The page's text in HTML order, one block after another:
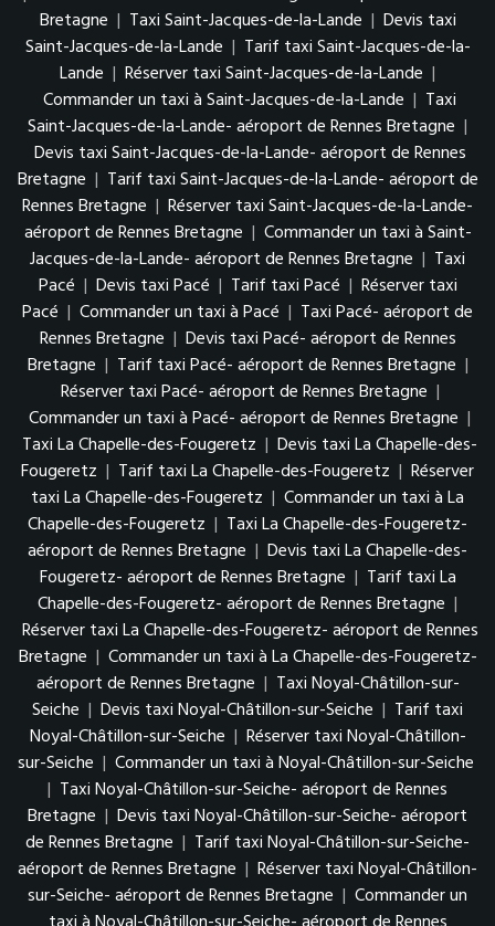
Bretagne | Taxi Saint-Jacques-de-la-Lande | Devis taxi
Saint-Jacques-de-la-Lande | Tarif taxi Saint-Jacques-de-la-
Lande | Réserver taxi Saint-Jacques-de-la-Lande |
Commander un taxi à Saint-Jacques-de-la-Lande | Taxi
Saint-Jacques-de-la-Lande- aéroport de Rennes Bretagne |
Devis taxi Saint-Jacques-de-la-Lande- aéroport de Rennes
Bretagne | Tarif taxi Saint-Jacques-de-la-Lande- aéroport de
Rennes Bretagne | Réserver taxi Saint-Jacques-de-la-Lande-
aéroport de Rennes Bretagne | Commander un taxi à Saint-
Jacques-de-la-Lande- aéroport de Rennes Bretagne | Taxi
Pacé | Devis taxi Pacé | Tarif taxi Pacé | Réserver taxi
Pacé | Commander un taxi à Pacé | Taxi Pacé- aéroport de
Rennes Bretagne | Devis taxi Pacé- aéroport de Rennes
Bretagne | Tarif taxi Pacé- aéroport de Rennes Bretagne |
Réserver taxi Pacé- aéroport de Rennes Bretagne |
Commander un taxi à Pacé- aéroport de Rennes Bretagne |
Taxi La Chapelle-des-Fougeretz | Devis taxi La Chapelle-des-
Fougeretz | Tarif taxi La Chapelle-des-Fougeretz | Réserver
taxi La Chapelle-des-Fougeretz | Commander un taxi à La
Chapelle-des-Fougeretz | Taxi La Chapelle-des-Fougeretz-
aéroport de Rennes Bretagne | Devis taxi La Chapelle-des-
Fougeretz- aéroport de Rennes Bretagne | Tarif taxi La
Chapelle-des-Fougeretz- aéroport de Rennes Bretagne |
Réserver taxi La Chapelle-des-Fougeretz- aéroport de Rennes
Bretagne | Commander un taxi à La Chapelle-des-Fougeretz-
aéroport de Rennes Bretagne | Taxi Noyal-Châtillon-sur-
Seiche | Devis taxi Noyal-Châtillon-sur-Seiche | Tarif taxi
Noyal-Châtillon-sur-Seiche | Réserver taxi Noyal-Châtillon-
sur-Seiche | Commander un taxi à Noyal-Châtillon-sur-Seiche
| Taxi Noyal-Châtillon-sur-Seiche- aéroport de Rennes
Bretagne | Devis taxi Noyal-Châtillon-sur-Seiche- aéroport
de Rennes Bretagne | Tarif taxi Noyal-Châtillon-sur-Seiche-
aéroport de Rennes Bretagne | Réserver taxi Noyal-Châtillon-
sur-Seiche- aéroport de Rennes Bretagne | Commander un